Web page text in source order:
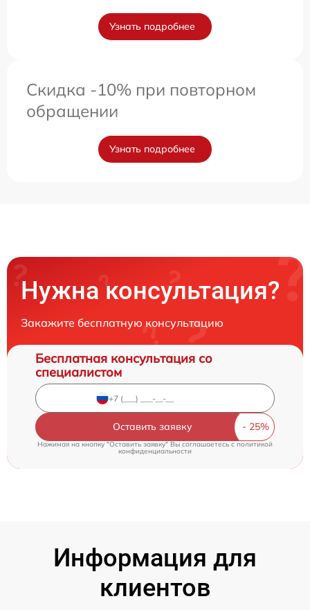
Узнать подробнее
Скидка -10% при повторном
обращении
Узнать подробнее
Нужна консультация?
Закажите бесплатную консультацию
Бесплатная консультация со
специалистом
Оставить заявку
Нажимая на кнопку "Оставить заявку" Вы соглашаетесь c политикой
конфиденциальности
Информация для
клиентов